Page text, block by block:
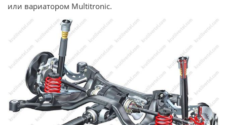
или вариатором Multitronic.